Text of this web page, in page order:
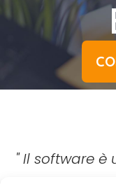
" Il software